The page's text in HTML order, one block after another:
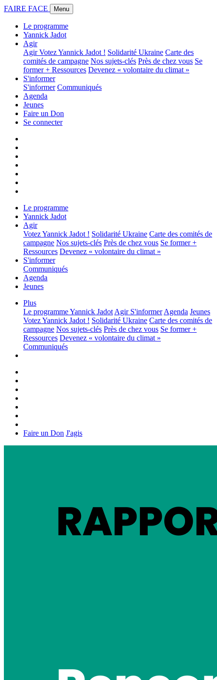
FAIRE FACE Menu
Le programme
Yannick Jadot
Agir
AgirVotez Yannick Jadot ! Solidarité Ukraine Carte des
comités de campagne Nos sujets-clés Près de chez vous Se
former + Ressources Devenez « volontaire du climat »
S'informer
S'informer Communiqués
Agenda
Jeunes
Faire un Don
Se connecter
Le programme
Yannick Jadot
Agir
Votez Yannick Jadot ! Solidarité Ukraine Carte des comités de
campagne Nos sujets-clés Près de chez vous Se former +
Ressources Devenez « volontaire du climat »
S'informer
Communiqués
Agenda
Jeunes
Plus
Le programmeYannick Jadot Agir S'informer Agenda Jeunes
Votez Yannick Jadot ! Solidarité Ukraine Carte des comités de
campagne Nos sujets-clés Près de chez vous Se former +
Ressources Devenez « volontaire du climat »
Communiqués
Faire un Don J'agis